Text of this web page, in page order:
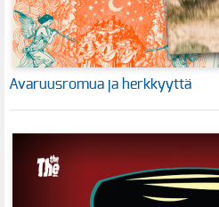
Avaruusromua ja herkkyyttä